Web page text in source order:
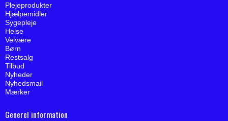
Plejeprodukter
Hjælpemidler
Sygepleje
Helse
Velvære
Børn
Restsalg
Tilbud
Nyheder
Nyhedsmail
Mærker
Generel information